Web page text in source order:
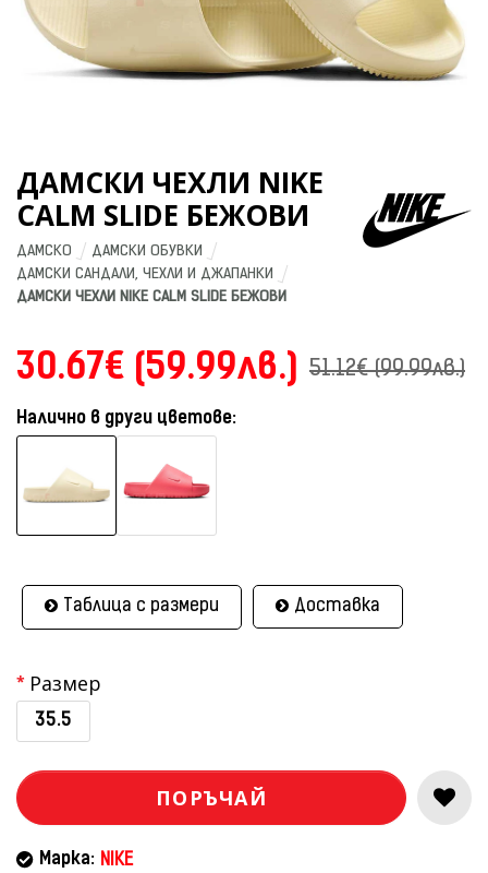
ДАМСКИ ЧЕХЛИ NIKE
CALM SLIDE БЕЖОВИ
ДАМСКО
ДАМСКИ ОБУВКИ
ДАМСКИ САНДАЛИ, ЧЕХЛИ И ДЖАПАНКИ
ДАМСКИ ЧЕХЛИ NIKE CALM SLIDE БЕЖОВИ
30.67€ (59.99лв.) 51.12€ (99.99лв.)
Налично в други цветове:
Таблица с размери Доставка
Размер
35.5
ПОРЪЧАЙ
Марка: NIKE